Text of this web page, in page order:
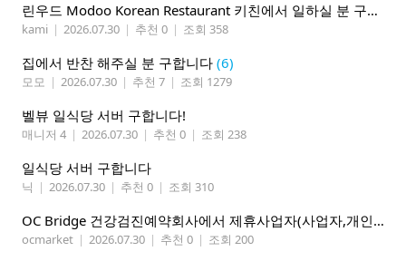
린우드 Modoo Korean Restaurant 키친에서 일하실 분 구합니다
kami | 2026.07.30 | 추천 0 | 조회 358
집에서 반찬 해주실 분 구합니다 (6)
모모 | 2026.07.30 | 추천 7 | 조회 1279
벨뷰 일식당 서버 구합니다!
매니저 4 | 2026.07.30 | 추천 0 | 조회 238
일식당 서버 구합니다
닉 | 2026.07.30 | 추천 0 | 조회 310
OC Bridge 건강검진예약회사에서 제휴사업자(사업자,개인)모집 (재택근무)
ocmarket | 2026.07.30 | 추천 0 | 조회 200